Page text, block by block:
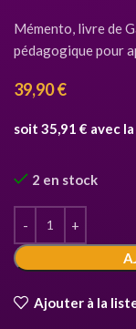
Mémento, livre de
pédagogique pour
39,90€
soit 35,91 € avec la
2 en stock
Ajouter à la